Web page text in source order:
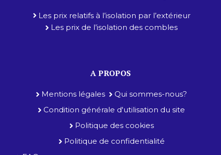
Les prix relatifs à l’isolation par l’extérieur
Les prix de l’isolation des combles
A PROPOS
Mentions légales
Qui sommes-nous?
Condition générale d'utilisation du site
Politique des cookies
Politique de confidentialité